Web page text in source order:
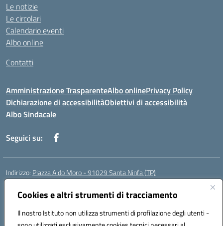
Cookies e altri strumenti di tracciamento
Il nostro Istituto non utilizza strumenti di profilazione degli utenti -
Le notizie
Le circolari
Calendario eventi
Albo online
Contatti
Amministrazione TrasparenteAlbo onlinePrivacy Policy
Dichiarazione di accessibilitàObiettivi di accessibilità
Albo Sindacale
Seguici su:
Indirizzo: Piazza Aldo Moro - 91029 Santa Ninfa (TP)
Centralino:
Posta elettronica certificata (PEC):tpic807004@pec.istruzione.it
Codice fiscale: 81002070811
Codice meccanografico:TPIC807004